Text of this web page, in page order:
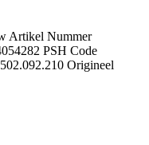
Artikel Nummer
PSH Code
Origineel